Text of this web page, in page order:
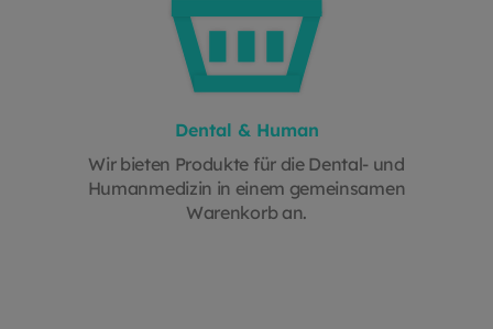
Dental & Human
Wir bieten Produkte für die Dental- und
Humanmedizin in einem gemeinsamen
Warenkorb an.